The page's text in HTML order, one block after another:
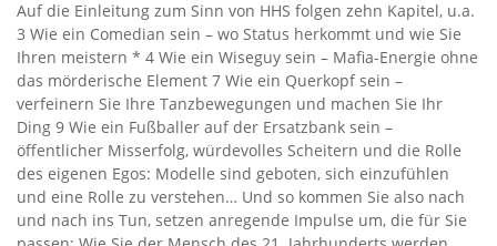
Auf die Einleitung zum Sinn von HHS folgen zehn Kapitel, u.a.
3 Wie ein Comedian sein – wo Status herkommt und wie Sie
Ihren meistern * 4 Wie ein Wiseguy sein – Mafia-Energie ohne
das mörderische Element 7 Wie ein Querkopf sein –
verfeinern Sie Ihre Tanzbewegungen und machen Sie Ihr
Ding 9 Wie ein Fußballer auf der Ersatzbank sein –
öffentlicher Misserfolg, würdevolles Scheitern und die Rolle
des eigenen Egos: Modelle sind geboten, sich einzufühlen
und eine Rolle zu verstehen… Und so kommen Sie also nach
und nach ins Tun, setzen anregende Impulse um, die für Sie